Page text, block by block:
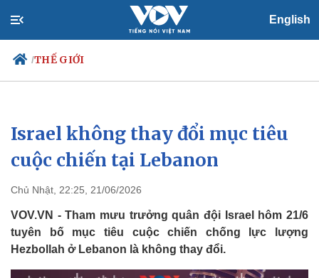
English
/THẾ GIỚI
Chính trị
Đảng
Tổ chức nhân sự
Nhận diện sự thật
Xã hội
Dự báo thời tiết
Việc làm
Biển đảo
Israel không thay đổi mục tiêu
cuộc chiến tại Lebanon
Chủ Nhật, 22:25, 21/06/2026
VOV.VN - Tham mưu trưởng quân đội Israel hôm 21/6
tuyên bố mục tiêu cuộc chiến chống lực lượng
Hezbollah ở Lebanon là không thay đổi.